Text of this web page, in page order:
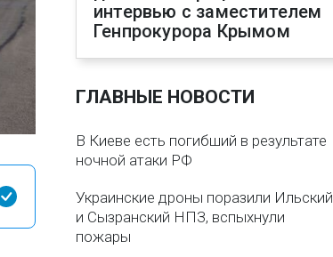
интервью с заместителем
Генпрокурора Крымом
ГЛАВНЫЕ НОВОСТИ
В Киеве есть погибший в результате
ночной атаки РФ
Украинские дроны поразили Ильский
и Сызранский НПЗ, вспыхнули
пожары